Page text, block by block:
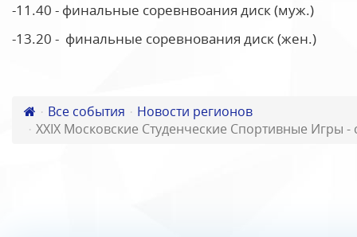
-11.40 - финальные соревнвоания диск (муж.)
-13.20 - финальные соревнования диск (жен.)
Все события
Новости регионов
XXIX Московские Студенческие Спортивные Игры -